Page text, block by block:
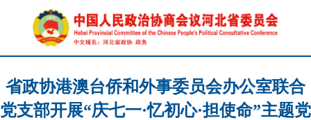
省政协港澳台侨和外事委员会办公室联合
党支部开展“庆七一·忆初心·担使命”主题党